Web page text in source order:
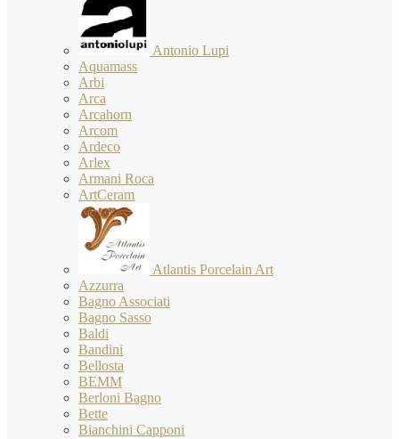
Antonio Lupi
Aquamass
Arbi
Arca
Arcahorn
Arcom
Ardeco
Arlex
Armani Roca
ArtCeram
Atlantis Porcelain Art
Azzurra
Bagno Associati
Bagno Sasso
Baldi
Bandini
Bellosta
BEMM
Berloni Bagno
Bette
Bianchini Capponi